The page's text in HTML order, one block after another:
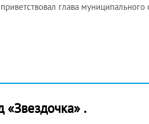
глава муниципального
«Звездочка» .